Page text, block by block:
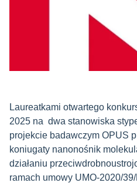
Laureatkami otwartego
2025 na dwa stanowiska
projekcie badawczym OPUS
koniugaty nanonośnik
działaniu
ramach umowy UMO-2020/